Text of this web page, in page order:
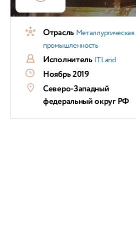
Отрасль Металлургическая
промышленность
ИсполнительITLand
Ноябрь 2019
Северо-Западный
федеральный округ РФ